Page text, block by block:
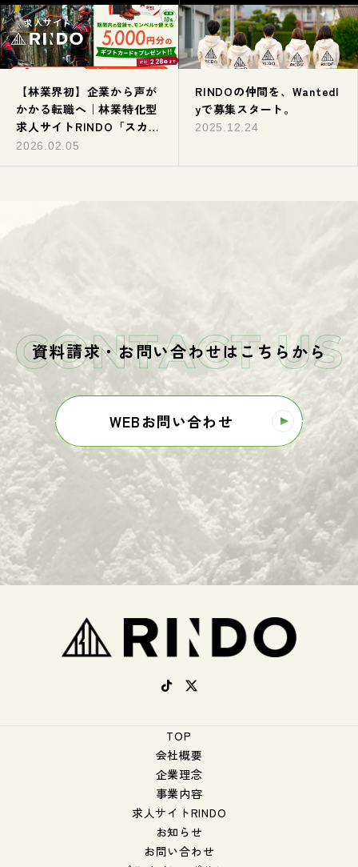
【林業界初】企業から声が
かかる転職へ｜林業特化型
求人サイトRINDO「スカウ
ト機能」が新リリース致し
ました
2026.02.05
RINDOの仲間を、Wantedl
yで募集スタート。
2025.12.24
資料請求・お問い合わせはこちらから
WEBお問い合わせ
TOP
会社概要
企業理念
事業内容
求人サイトRINDO
お知らせ
お問い合わせ